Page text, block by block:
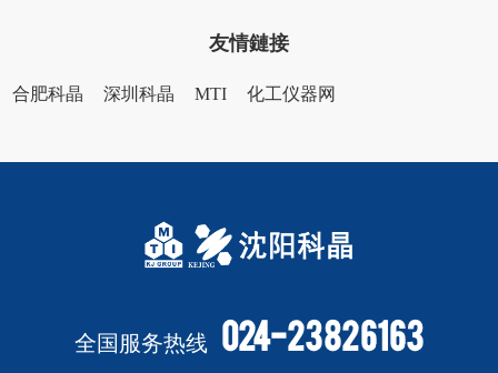
友情鏈接
合肥科晶 深圳科晶 MTI 化工仪器网
全国服务热线 024-23826163